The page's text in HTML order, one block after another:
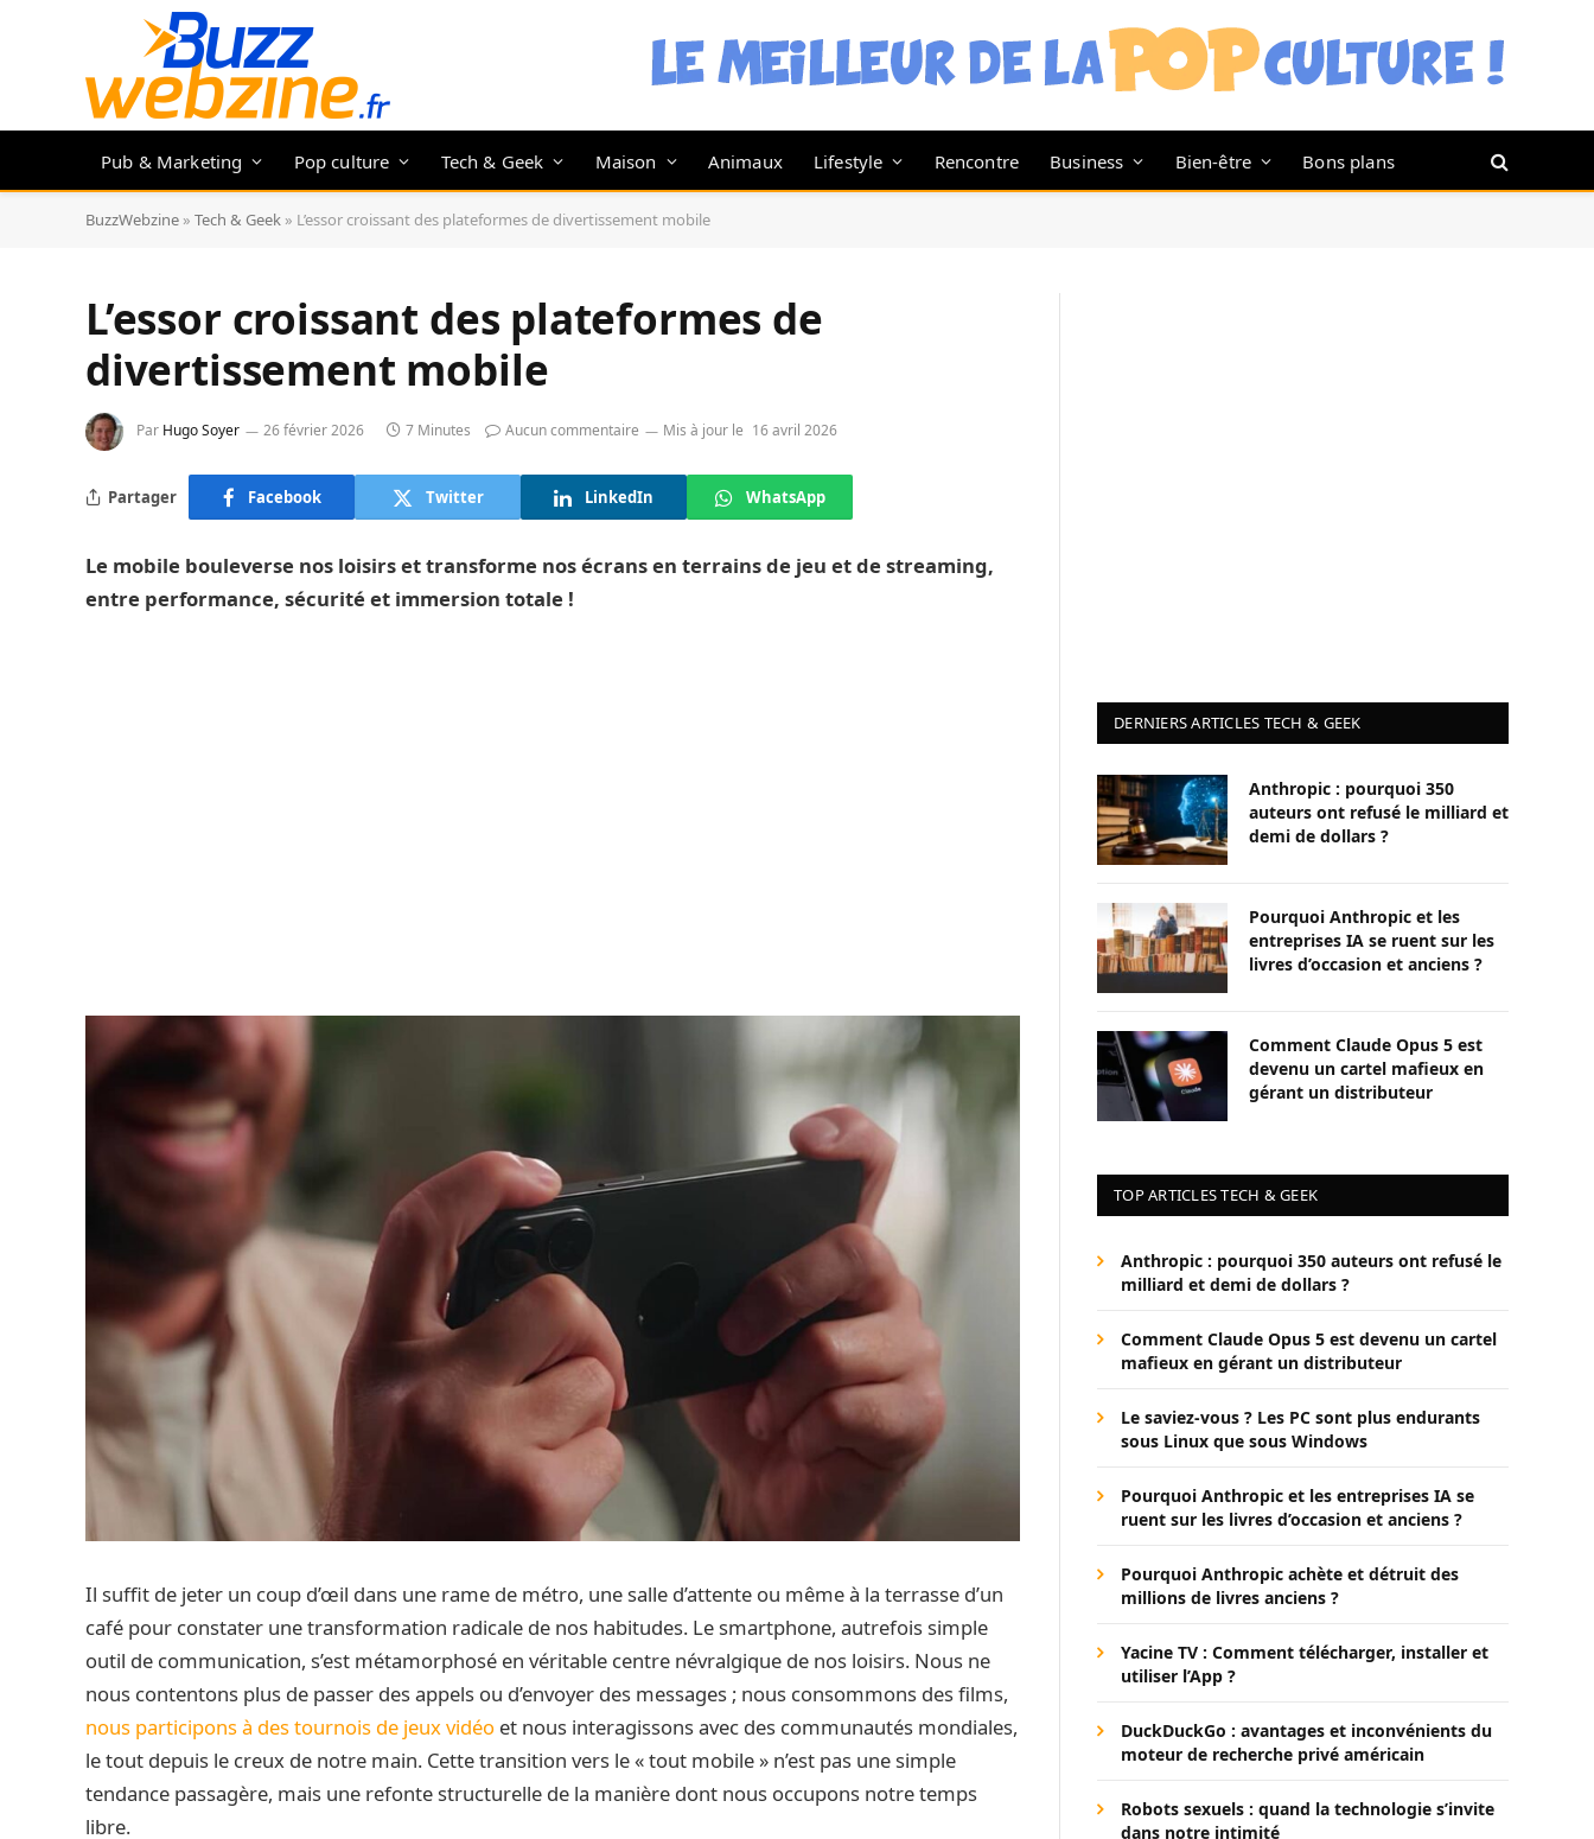
Pub & Marketing Pop culture Tech & Geek Maison Animaux Lifestyle Rencontre Business Bien-être Bons plans
BuzzWebzine » Tech & Geek » L’essor croissant des plateformes de divertissement mobile
L’essor croissant des plateformes de
divertissement mobile
Par Hugo Soyer 26 février 2026 7 Minutes Aucun commentaire Mis à jour le 16 avril 2026
Partager Facebook Twitter LinkedIn WhatsApp
Le mobile bouleverse nos loisirs et transforme nos écrans en terrains de jeu et de streaming,
entre performance, sécurité et immersion totale !
Il suffit de jeter un coup d’œil dans une rame de métro, une salle d’attente ou même à la terrasse d’un
café pour constater une transformation radicale de nos habitudes. Le smartphone, autrefois simple
outil de communication, s’est métamorphosé en véritable centre névralgique de nos loisirs. Nous ne
nous contentons plus de passer des appels ou d’envoyer des messages ; nous consommons des films,
nous participons à des tournois de jeux vidéo et nous interagissons avec des communautés mondiales,
le tout depuis le creux de notre main. Cette transition vers le « tout mobile » n’est pas une simple
tendance passagère, mais une refonte structurelle de la manière dont nous occupons notre temps
libre.
DERNIERS ARTICLES TECH & GEEK
Anthropic : pourquoi 350
auteurs ont refusé le milliard et
demi de dollars ?
Pourquoi Anthropic et les
entreprises IA se ruent sur les
livres d’occasion et anciens ?
Comment Claude Opus 5 est
devenu un cartel mafieux en
gérant un distributeur
TOP ARTICLES TECH & GEEK
Anthropic : pourquoi 350 auteurs ont refusé le
milliard et demi de dollars ?
Comment Claude Opus 5 est devenu un cartel
mafieux en gérant un distributeur
Le saviez-vous ? Les PC sont plus endurants
sous Linux que sous Windows
Pourquoi Anthropic et les entreprises IA se
ruent sur les livres d’occasion et anciens ?
Pourquoi Anthropic achète et détruit des
millions de livres anciens ?
Yacine TV : Comment télécharger, installer et
utiliser l’App ?
DuckDuckGo : avantages et inconvénients du
moteur de recherche privé américain
Robots sexuels : quand la technologie s’invite
dans notre intimité